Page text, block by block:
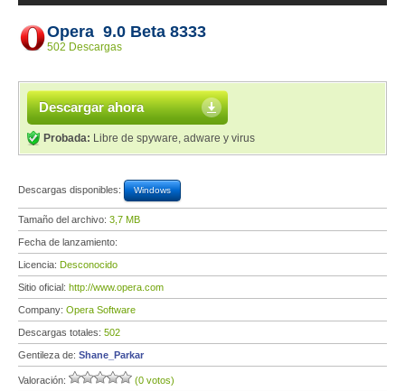
Opera 9.0 Beta 8333
502 Descargas
Descargar ahora
Probada: Libre de spyware, adware y virus
Descargas disponibles: Windows
Tamaño del archivo: 3,7 MB
Fecha de lanzamiento:
Licencia: Desconocido
Sitio oficial: http://www.opera.com
Company: Opera Software
Descargas totales: 502
Gentileza de: Shane_Parkar
Valoración: (0 votos)